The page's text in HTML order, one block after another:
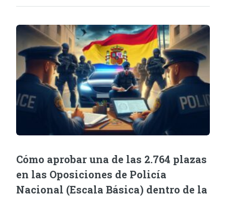
Cómo aprobar una de las 2.764 plazas
en las Oposiciones de Policía
Nacional (Escala Básica) dentro de la